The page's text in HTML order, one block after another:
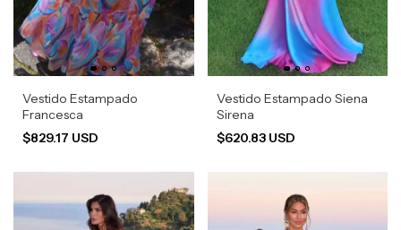
Vestido Estampado
Francesca
$829.17 USD
Vestido Estampado Siena
Sirena
$620.83 USD